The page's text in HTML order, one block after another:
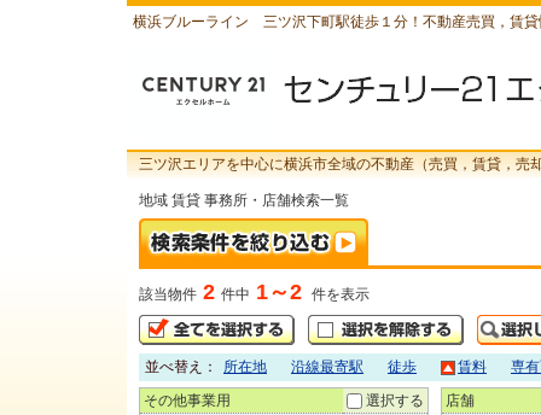
横浜ブルーライン 三ツ沢下町駅徒歩１分！不動産売買，賃
三ツ沢エリアを中心に横浜市全域の不動産（売買，賃貸，
地域 賃貸 事務所・店舗検索一覧
該当物件 2 件中 1～2 件を表示
並べ替え： 所在地 沿線最寄駅 徒歩 賃料 専
その他事業用 選択する 店舗